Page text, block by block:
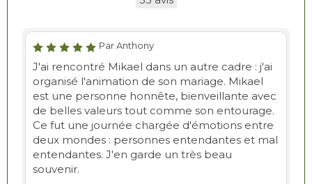
Par Anthony
J'ai rencontré Mikael dans un autre cadre : j'ai
organisé l'animation de son mariage. Mikael
est une personne honnête, bienveillante avec
de belles valeurs tout comme son entourage.
Ce fut une journée chargée d'émotions entre
deux mondes : personnes entendantes et mal
entendantes. J'en garde un très beau
souvenir.